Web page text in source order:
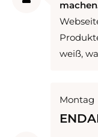
weiß,
Montag